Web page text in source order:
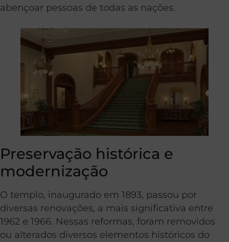
abençoar pessoas de todas as nações.
Preservação histórica e
modernização
O templo, inaugurado em 1893, passou por
diversas renovações, a mais significativa entre
1962 e 1966. Nessas reformas, foram removidos
ou alterados diversos elementos históricos do